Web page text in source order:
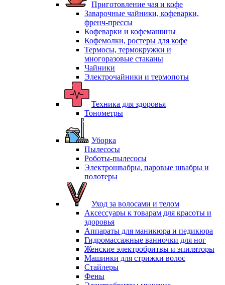
Приготовление чая и кофе
Заварочные чайники, кофеварки,
френч-прессы
Кофеварки и кофемашины
Кофемолки, ростеры для кофе
Термосы, термокружки и
многоразовые стаканы
Чайники
Электрочайники и термопоты
Техника для здоровья
Тонометры
Уборка
Пылесосы
Роботы-пылесосы
Электрошвабры, паровые швабры и
полотеры
Уход за волосами и телом
Аксессуары к товарам для красоты и
здоровья
Аппараты для маникюра и педикюра
Гидромассажные ванночки для ног
Женские электробритвы и эпиляторы
Машинки для стрижки волос
Стайлеры
Фены